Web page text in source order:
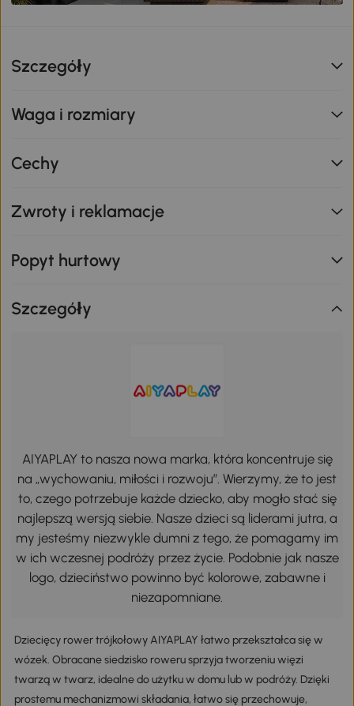
Szczegóły
Waga i rozmiary
Cechy
Zwroty i reklamacje
Popyt hurtowy
Szczegóły
AIYAPLAY to nasza nowa marka, która koncentruje się
na „wychowaniu, miłości i rozwoju”. Wierzymy, że to jest
to, czego potrzebuje każde dziecko, aby mogło stać się
najlepszą wersją siebie. Nasze dzieci są liderami jutra, a
my jesteśmy niezwykle dumni z tego, że pomagamy im
w ich wczesnej podróży przez życie. Podobnie jak nasze
logo, dzieciństwo powinno być kolorowe, zabawne i
niezapomniane.
Dziecięcy rower trójkołowy AIYAPLAY łatwo przekształca się w
wózek. Obracane siedzisko roweru sprzyja tworzeniu więzi
twarzą w twarz, idealne do użytku w domu lub w podróży. Dzięki
prostemu mechanizmowi składania, łatwo się przechowuje,